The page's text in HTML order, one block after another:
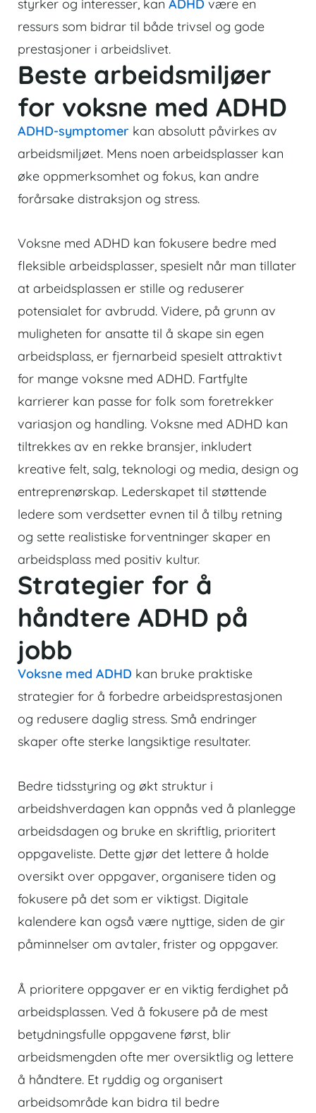
styrker og interesser, kan ADHD være en
ressurs som bidrar til både trivsel og gode
prestasjoner i arbeidslivet.
Beste arbeidsmiljøer
for voksne med ADHD
ADHD-symptomer kan absolutt påvirkes av
arbeidsmiljøet. Mens noen arbeidsplasser kan
øke oppmerksomhet og fokus, kan andre
forårsake distraksjon og stress.
Voksne med ADHD kan fokusere bedre med
fleksible arbeidsplasser, spesielt når man tillater
at arbeidsplassen er stille og reduserer
potensialet for avbrudd. Videre, på grunn av
muligheten for ansatte til å skape sin egen
arbeidsplass, er fjernarbeid spesielt attraktivt
for mange voksne med ADHD. Fartfylte
karrierer kan passe for folk som foretrekker
variasjon og handling. Voksne med ADHD kan
tiltrekkes av en rekke bransjer, inkludert
kreative felt, salg, teknologi og media, design og
entreprenørskap. Lederskapet til støttende
ledere som verdsetter evnen til å tilby retning
og sette realistiske forventninger skaper en
arbeidsplass med positiv kultur.
Strategier for å
håndtere ADHD på
jobb
Voksne med ADHD kan bruke praktiske
strategier for å forbedre arbeidsprestasjonen
og redusere daglig stress. Små endringer
skaper ofte sterke langsiktige resultater.
Bedre tidsstyring og økt struktur i
arbeidshverdagen kan oppnås ved å planlegge
arbeidsdagen og bruke en skriftlig, prioritert
oppgaveliste. Dette gjør det lettere å holde
oversikt over oppgaver, organisere tiden og
fokusere på det som er viktigst. Digitale
kalendere kan også være nyttige, siden de gir
påminnelser om avtaler, frister og oppgaver.
Å prioritere oppgaver er en viktig ferdighet på
arbeidsplassen. Ved å fokusere på de mest
betydningsfulle oppgavene først, blir
arbeidsmengden ofte mer oversiktlig og lettere
å håndtere. Et ryddig og organisert
arbeidsområde kan bidra til bedre